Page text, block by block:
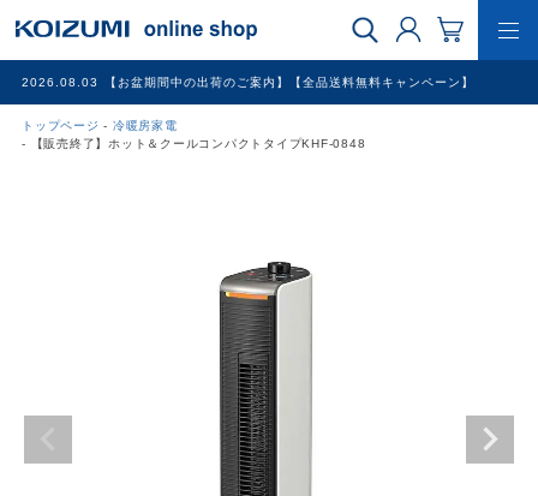
2026.08.03 【お盆期間中の出荷のご案内】【全品送料無料キャンペーン】
トップページ
冷暖房家電
【販売終了】ホット＆クールコンパクトタイプKHF-0848
WEB限定品